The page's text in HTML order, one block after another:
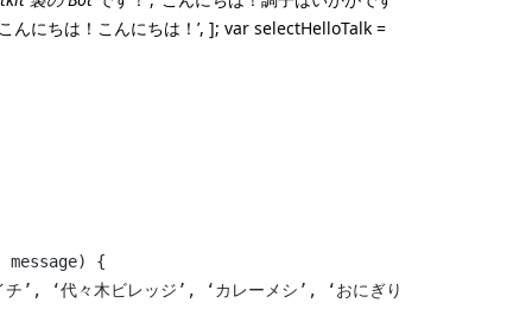
んにちは！こんにちは！’, ]; var selectHelloTalk =
{
‘代々木ビレッジ’, ‘カレーメシ’, ‘おにぎり’, ‘もやし